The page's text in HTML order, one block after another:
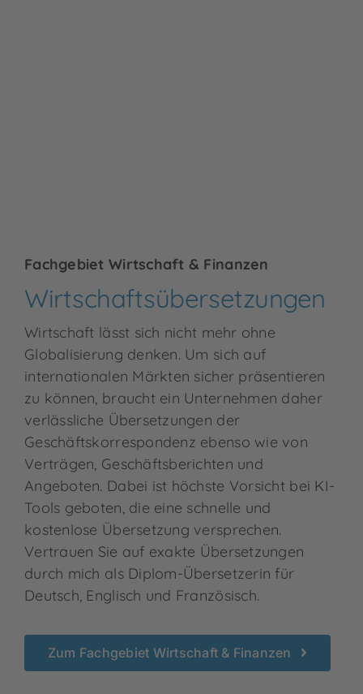
Fachgebiet Wirtschaft & Finanzen
Wirtschafts­übersetzungen
Wirtschaft lässt sich nicht mehr ohne
Globalisierung denken. Um sich auf
internationalen Märkten sicher präsentieren
zu können, braucht ein Unternehmen daher
verlässliche Übersetzungen der
Geschäftskorrespondenz ebenso wie von
Verträgen, Geschäftsberichten und
Angeboten. Dabei ist höchste Vorsicht bei KI-
Tools geboten, die eine schnelle und
kostenlose Übersetzung versprechen.
Vertrauen Sie auf exakte Übersetzungen
durch mich als Diplom-Übersetzerin für
Deutsch, Englisch und Französisch.
Zum Fachgebiet Wirtschaft & Finanzen